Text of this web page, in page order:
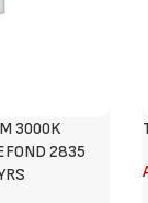
3000K
2835